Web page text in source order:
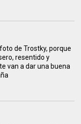
de Trostky, porque
resentido y
van a dar una buena